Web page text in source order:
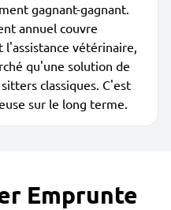
gagnant-gagnant.
annuel couvre
vétérinaire,
qu'une solution de
classiques. C'est
sur le long terme.
Emprunte